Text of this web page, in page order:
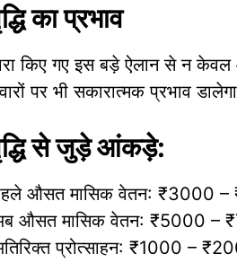
का प्रभाव
किए गए इस बड़े ऐलान से न
पर भी सकारात्मक प्रभाव
से जुड़े आंकड़े:
औसत मासिक वेतन: ₹3000
औसत मासिक वेतन: ₹5000 –
प्रोत्साहन: ₹1000 –